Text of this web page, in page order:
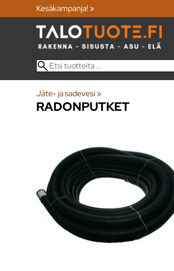
Kesäkampanja! »
Jäte- ja sadevesi‪»
RADONPUTKET